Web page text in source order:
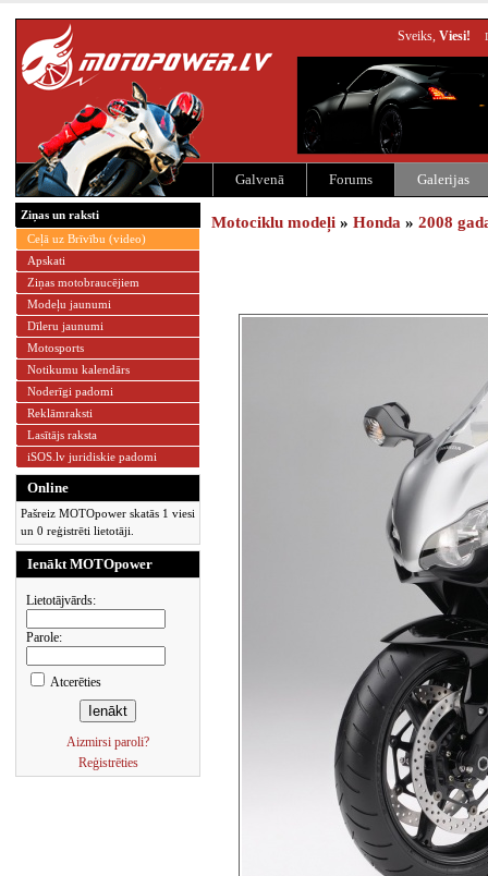
Sveiks, Viesi!
Galvenā Forums Galerijas
Ziņas un raksti
Ceļā uz Brīvību (video)
Apskati
Ziņas motobraucējiem
Modeļu jaunumi
Dīleru jaunumi
Motosports
Notikumu kalendārs
Noderīgi padomi
Reklāmraksti
Lasītājs raksta
iSOS.lv juridiskie padomi
Online
Pašreiz MOTOpower skatās 1 viesi
un 0 reģistrēti lietotāji.
Ienākt MOTOpower
Lietotājvārds:
Parole:
Atcerēties
Aizmirsi paroli?
Reģistrēties
Motociklu modeļi » Honda » 2008